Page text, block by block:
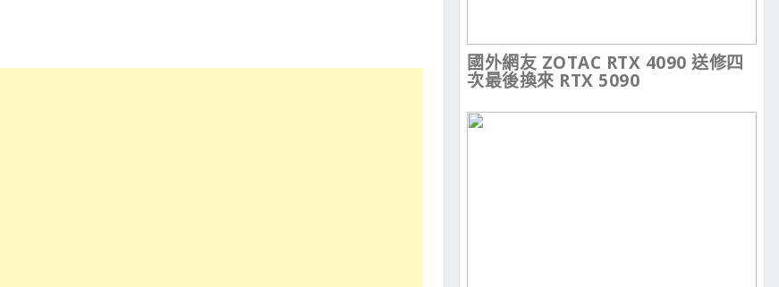
國外網友 ZOTAC RTX 4090 送修四
次最後換來 RTX 5090